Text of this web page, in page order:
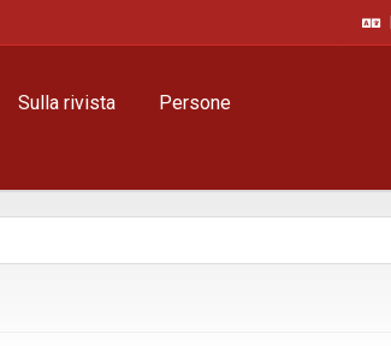
Sulla rivista Persone